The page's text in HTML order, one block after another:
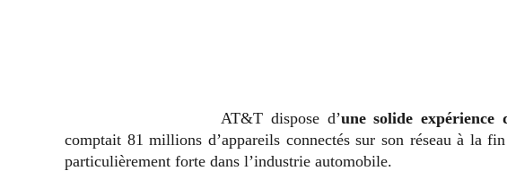
AT&T dispose d’une solide
comptait 81 millions d’appareils connectés sur son réseau à la
particulièrement forte dans l’industrie automobile.